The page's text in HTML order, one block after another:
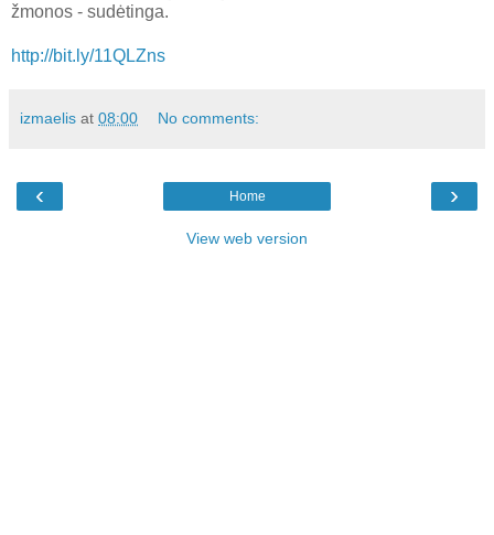
žmonos - sudėtinga.
http://bit.ly/11QLZns
izmaelis at 08:00 No comments:
‹ ›
Home
View web version